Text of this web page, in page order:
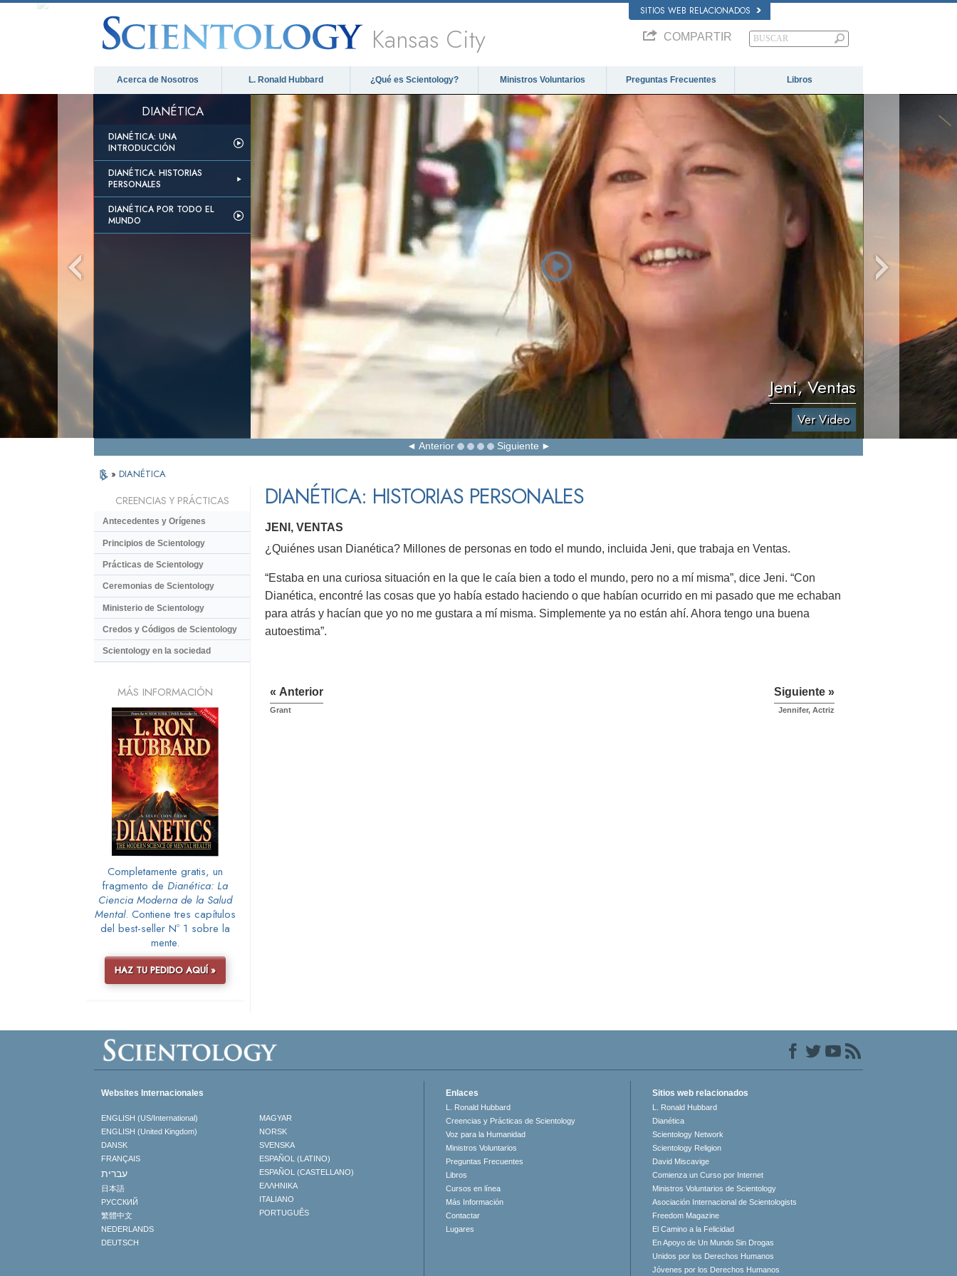
SITIOS WEB RELACIONADOS
Kansas City COMPARTIR
Acerca de Nosotros L. Ronald Hubbard ¿Qué es Scientology? Ministros Voluntarios Preguntas Frecuentes Libros
DIANÉTICA
DIANÉTICA: UNA
INTRODUCCIÓN
DIANÉTICA: HISTORIAS
PERSONALES
DIANÉTICA POR TODO EL
MUNDO
Jeni, Ventas
Ver Video
Anterior Siguiente
» DIANÉTICA
DIANÉTICA: HISTORIAS PERSONALES
JENI, VENTAS
¿Quiénes usan Dianética? Millones de personas en todo el mundo, incluida Jeni, que trabaja en Ventas.
“Estaba en una curiosa situación en la que le caía bien a todo el mundo, pero no a mí misma”, dice Jeni. “Con
Dianética, encontré las cosas que yo había estado haciendo o que habían ocurrido en mi pasado que me echaban
para atrás y hacían que yo no me gustara a mí misma. Simplemente ya no están ahí. Ahora tengo una buena
autoestima”.
« Anterior
Grant
Siguiente »
Jennifer, Actriz
CREENCIAS Y PRÁCTICAS
Antecedentes y Orígenes
Principios de Scientology
Prácticas de Scientology
Ceremonias de Scientology
Ministerio de Scientology
Credos y Códigos de Scientology
Scientology en la sociedad
MÁS INFORMACIÓN
Completamente gratis, un
fragmento de Dianética: La
Ciencia Moderna de la Salud
Mental. Contiene tres capítulos
del best-seller Nº 1 sobre la
mente.
HAZ TU PEDIDO AQUÍ »
Websites Internacionales
ENGLISH (US/International)
ENGLISH (United Kingdom)
DANSK
FRANÇAIS
עברית
日本語
РУССКИЙ
繁體中文
NEDERLANDS
DEUTSCH
MAGYAR
NORSK
SVENSKA
ESPAÑOL (LATINO)
ESPAÑOL (CASTELLANO)
ΕΛΛΗΝΙΚA
ITALIANO
PORTUGUÊS
Enlaces
L. Ronald Hubbard
Creencias y Prácticas de Scientology
Voz para la Humanidad
Ministros Voluntarios
Preguntas Frecuentes
Libros
Cursos en línea
Más Información
Contactar
Lugares
Sitios web relacionados
L. Ronald Hubbard
Dianética
Scientology Network
Scientology Religion
David Miscavige
Comienza un Curso por Internet
Ministros Voluntarios de Scientology
Asociación Internacional de Scientologists
Freedom Magazine
El Camino a la Felicidad
En Apoyo de Un Mundo Sin Drogas
Unidos por los Derechos Humanos
Jóvenes por los Derechos Humanos